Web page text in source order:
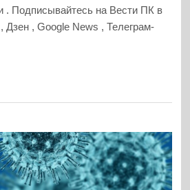
. Подписывайтесь на Вести ПК в
Дзен , Google News , Телеграм-